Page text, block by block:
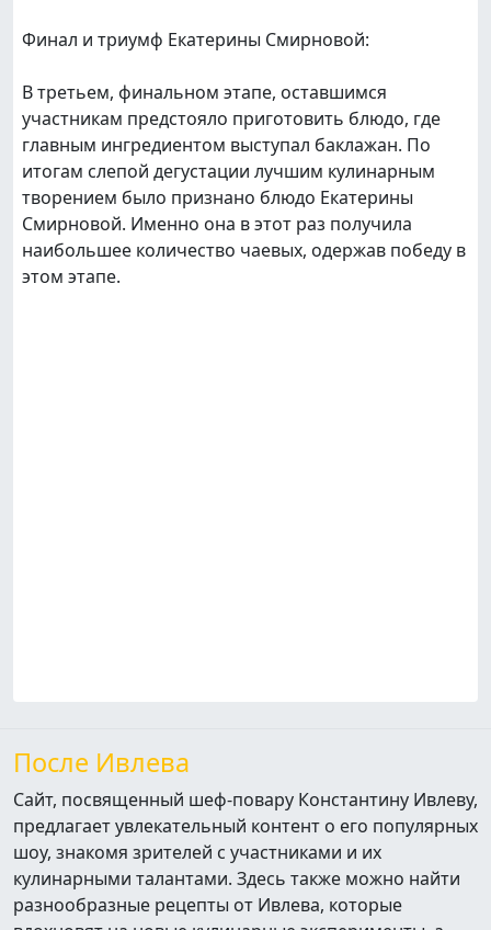
Финал и триумф Екатерины Смирновой:
В третьем, финальном этапе, оставшимся
участникам предстояло приготовить блюдо, где
главным ингредиентом выступал баклажан. По
итогам слепой дегустации лучшим кулинарным
творением было признано блюдо Екатерины
Смирновой. Именно она в этот раз получила
наибольшее количество чаевых, одержав победу в
этом этапе.
После Ивлева
Сайт, посвященный шеф-повару Константину Ивлеву,
предлагает увлекательный контент о его популярных
шоу, знакомя зрителей с участниками и их
кулинарными талантами. Здесь также можно найти
разнообразные рецепты от Ивлева, которые